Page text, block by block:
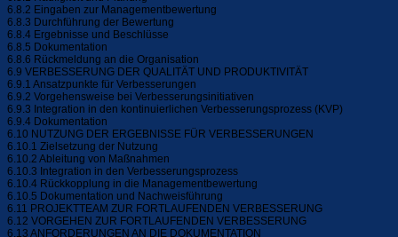
6.8.2 Eingaben zur Managementbewertung
6.8.3 Durchführung der Bewertung
6.8.4 Ergebnisse und Beschlüsse
6.8.5 Dokumentation
6.8.6 Rückmeldung an die Organisation
6.9 VERBESSERUNG DER QUALITÄT UND PRODUKTIVITÄT
6.9.1 Ansatzpunkte für Verbesserungen
6.9.2 Vorgehensweise bei Verbesserungsinitiativen
6.9.3 Integration in den kontinuierlichen Verbesserungsprozess (KVP)
6.9.4 Dokumentation
6.10 NUTZUNG DER ERGEBNISSE FÜR VERBESSERUNGEN
6.10.1 Zielsetzung der Nutzung
6.10.2 Ableitung von Maßnahmen
6.10.3 Integration in den Verbesserungsprozess
6.10.4 Rückkopplung in die Managementbewertung
6.10.5 Dokumentation und Nachweisführung
6.11 PROJEKTTEAM ZUR FORTLAUFENDEN VERBESSERUNG
6.12 VORGEHEN ZUR FORTLAUFENDEN VERBESSERUNG
6.13 ANFORDERUNGEN AN DIE DOKUMENTATION